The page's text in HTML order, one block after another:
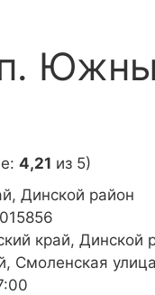
4,21 из 5)
Динской район
край,
Смоленская